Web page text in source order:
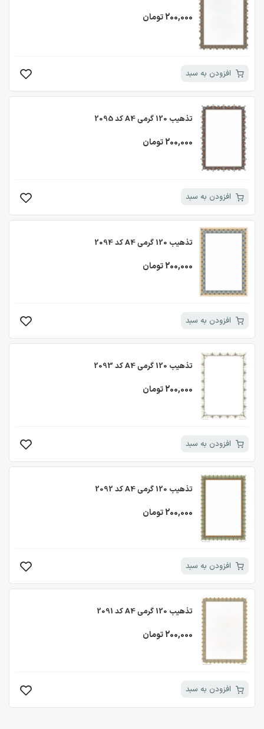
200,000 تومان
افزودن به سبد
تذهیب 120 گرمی A4 کد 2095
200,000 تومان
افزودن به سبد
تذهیب 120 گرمی A4 کد 2094
200,000 تومان
افزودن به سبد
تذهیب 120 گرمی A4 کد 2093
200,000 تومان
افزودن به سبد
تذهیب 120 گرمی A4 کد 2092
200,000 تومان
افزودن به سبد
تذهیب 120 گرمی A4 کد 2091
200,000 تومان
افزودن به سبد